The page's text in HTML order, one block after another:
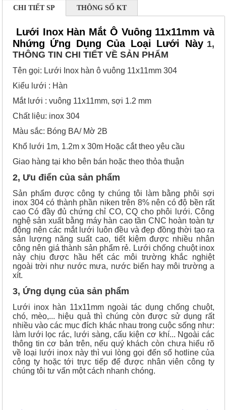
CHI TIẾT SP THÔNG SỐ KT
Lưới Inox Hàn Mắt Ô Vuông 11x11mm và
Nhứng Ứng Dụng Của Loại Lưới Này 1,
THÔNG TIN CHI TIẾT VỀ SẢN PHẨM
Tên gọi: Lưới Inox hàn ô vuông 11x11mm 304
Kiểu lưới : Hàn
Mắt lưới : vuông 11x11mm, sợi 1.2 mm
Chất liệu: inox 304
Màu sắc: Bóng BA/ Mờ 2B
Khổ lưới 1m, 1.2m x 30m Hoặc cắt theo yêu cầu
Giao hàng tại kho bên bán hoặc theo thỏa thuận
2, Ưu điển của sản phẩm
Sản phẩm được công ty chúng tôi làm bằng phôi sợi
inox 304 có thành phần niken trên 8% nên có độ bền rất
cao Có đầy đủ chứng chỉ CO, CQ cho phôi lưới. Công
nghệ sản xuất bằng máy hàn cao tần CNC hoàn toàn tự
động nên các mắt lưới luôn đều và đẹp đồng thời tạo ra
sản lượng năng suất cao, tiết kiệm được nhiều nhân
công nên giá thành sản phẩm rẻ. Lưới chống chuột inox
này chịu được hầu hết các môi trường khắc nghiệt
ngoài trời như nước mưa, nước biển hay môi trường a
xít.
3, Ứng dụng của sản phẩm
Lưới inox hàn 11x11mm ngoài tác dụng chống chuột,
chó, mèo,... hiệu quả thì chúng còn được sử dụng rất
nhiều vào các mục đích khác nhau trong cuộc sống như:
làm lưới lọc rác, lưới sàng, cấu kiện cơ khí... Ngoài các
thông tin cơ bản trên, nếu quý khách còn chưa hiểu rõ
về loại lưới inox này thì vui lòng gọi đến số hotline của
công ty hoặc tới trực tiếp để được nhân viên công ty
chúng tôi tư vấn một cách nhanh chóng.